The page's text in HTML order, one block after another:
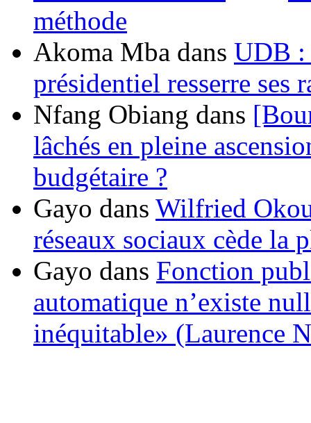
méthode
Akoma Mba dans UDB :
présidentiel resserre ses
Nfang Obiang dans
lâchés en pleine
budgétaire ?
Gayo dans Wilfried
réseaux sociaux cède la
Gayo dans Fonction
automatique n’existe
inéquitable» (Laurence